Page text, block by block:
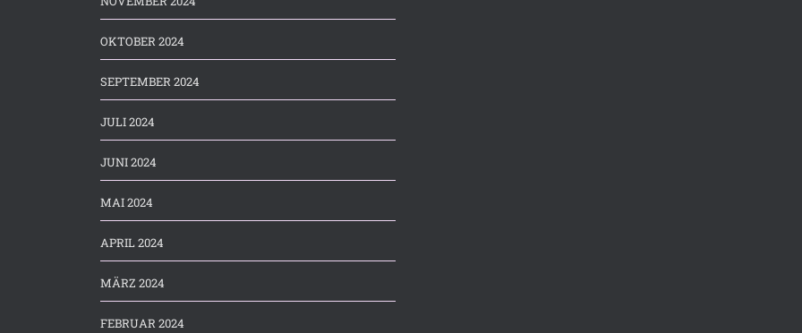
OKTOBER 2024
SEPTEMBER 2024
JULI 2024
JUNI 2024
MAI 2024
APRIL 2024
MÄRZ 2024
FEBRUAR 2024